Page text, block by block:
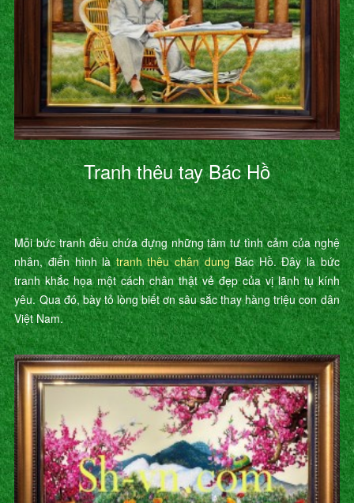
Tranh thêu tay Bác Hồ
Mỗi bức tranh đều chứa đựng những tâm tư tình cảm của nghệ
nhân, điển hình làtranh thêu chân dungBác Hồ. Đây là bức
tranh khắc họa một cách chân thật vẻ đẹp của vị lãnh tụ kính
yêu. Qua đó, bày tỏ lòng biết ơn sâu sắc thay hàng triệu con dân
Việt Nam.